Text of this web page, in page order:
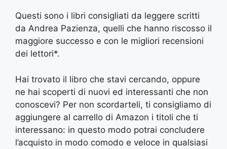
Questi sono i libri consigliati da leggere scritti
da Andrea Pazienza, quelli che hanno riscosso il
maggiore successo e con le migliori recensioni
dei lettori*.
Hai trovato il libro che stavi cercando, oppure
ne hai scoperti di nuovi ed interessanti che non
conoscevi? Per non scordarteli, ti consigliamo di
aggiungere al carrello di Amazon i titoli che ti
interessano: in questo modo potrai concludere
l’acquisto in modo comodo e veloce in qualsiasi